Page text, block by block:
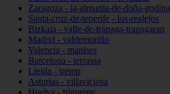
Zaragoza - la-almunia-de-doña-godina
Santa-cruz-de-tenerife - los-realejos
Bizkaia - valle-de-trápaga-trapagaran
Madrid - valdemorillo
Valencia - manises
Barcelona - terrassa
Lleida - tremp
Asturias - villaviciosa
Huelva - trigueros